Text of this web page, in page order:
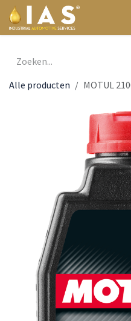
Overslaan naar inhoud
Alle producten MOTUL